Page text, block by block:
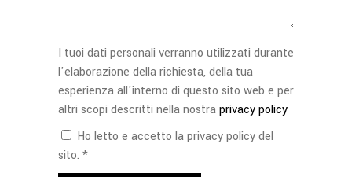
I tuoi dati personali verranno utilizzati durante
l'elaborazione della richiesta, della tua
esperienza all'interno di questo sito web e per
altri scopi descritti nella nostraprivacy policy
Ho letto e accetto la privacy policy del
sito. *